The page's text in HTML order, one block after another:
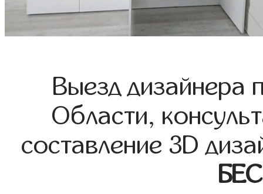
Выезд дизайнера
Области,
составление 3D